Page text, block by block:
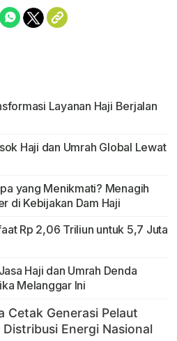
Layanan Haji Berjalan
Haji dan Umrah Global Lewat
yang Menikmati? Menagih
di Kebijakan Dam Haji
Rp 2,06 Triliun untuk 5,7 Juta
Haji dan Umrah Denda
Melanggar Ini